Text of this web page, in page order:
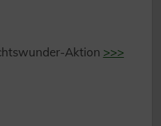
Aktion >>>